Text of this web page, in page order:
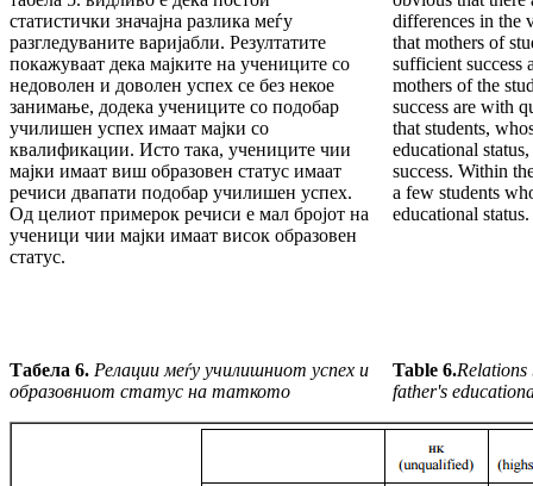
статистички значајна разлика меѓу
разгледуваните варијабли. Резултатите
покажуваат дека мајките на учениците со
недоволен и доволен успех се без некое
занимање, додека учениците со подобар
училишен успех имаат мајки со
квалификации. Исто така, учениците чии
мајки имаат виш образовен статус имаат
речиси двапати подобар училишен успех.
Од целиот примерок речиси е мал бројот на
ученици чии мајки имаат висок образовен
статус.
differences in the
that mothers of
sufficient success
mothers of the
success are with
that students,
educational
success. Within
a few students
educational status.
Табела 6. Релации меѓу училишниот успех и
образовниот статус на таткото
Table 6.Relations
father's